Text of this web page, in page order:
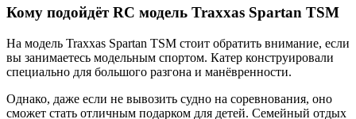
Кому подойдёт RC модель Traxxas Spartan TSM
На модель Traxxas Spartan TSM стоит обратить внимание, если
вы занимаетесь модельным спортом. Катер конструировали
специально для большого разгона и манёвренности.
Однако, даже если не вывозить судно на соревнования, оно
сможет стать отличным подарком для детей. Семейный отдых